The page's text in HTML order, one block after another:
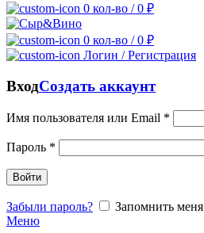
0 кол-во / 0 ₽
0 кол-во / 0 ₽
Логин / Регистрация
ВходСоздать аккаунт
Имя пользователя или Email *
Пароль *
Войти
Забыли пароль?
Запомнить меня
Меню